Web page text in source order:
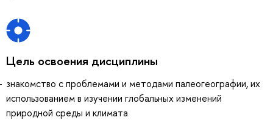
Цель освоения дисциплины
знакомство с проблемами и методами палеогеографии, их
использованием в изучении глобальных изменений
природной среды и климата